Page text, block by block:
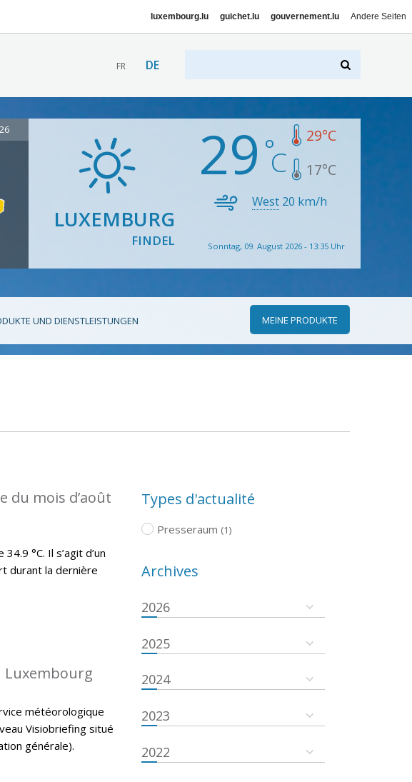
luxembourg.lu guichet.lu gouvernement.lu Andere Seiten
FR DE
LUXEMBURG
FINDEL
29 29°C
17°C
West 20 km/h
Sonntag, 09. August 2026 - 13:35 Uhr
UND DIENSTLEISTUNGEN MEINE PRODUKTE
du mois d’août
°C. Il s’agit d’un
durant la dernière
Luxembourg
météorologique
Visiobriefing situé
générale).
Types d'actualité
Presseraum (1)
Archives
2026
2025
2024
2023
2022